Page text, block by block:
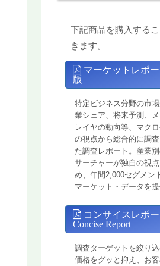
下記商品を購入する
きます。
マーケットレポー
版
特定ビジネス分野の市
業シェア、将来予測、
レイヤの動向等、マク
の視点から総合的に調
た調査レポート。産業
サーチャーが独自の視点
め、年間2,000セグメン
マーケット・データを提
コンサイスレポー
Concise Report
調査ターゲットを絞り
価格をグッと抑え、お